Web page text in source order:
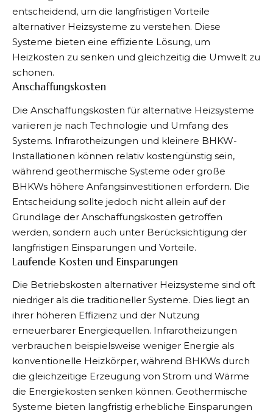
entscheidend, um die langfristigen Vorteile
alternativer Heizsysteme zu verstehen. Diese
Systeme bieten eine effiziente Lösung, um
Heizkosten zu senken und gleichzeitig die Umwelt zu
schonen.
Anschaffungskosten
Die Anschaffungskosten für alternative Heizsysteme
variieren je nach Technologie und Umfang des
Systems. Infrarotheizungen und kleinere BHKW-
Installationen können relativ kostengünstig sein,
während geothermische Systeme oder große
BHKWs höhere Anfangsinvestitionen erfordern. Die
Entscheidung sollte jedoch nicht allein auf der
Grundlage der Anschaffungskosten getroffen
werden, sondern auch unter Berücksichtigung der
langfristigen Einsparungen und Vorteile.
Laufende Kosten und Einsparungen
Die Betriebskosten alternativer Heizsysteme sind oft
niedriger als die traditioneller Systeme. Dies liegt an
ihrer höheren Effizienz und der Nutzung
erneuerbarer Energiequellen. Infrarotheizungen
verbrauchen beispielsweise weniger Energie als
konventionelle Heizkörper, während BHKWs durch
die gleichzeitige Erzeugung von Strom und Wärme
die Energiekosten senken können. Geothermische
Systeme bieten langfristig erhebliche Einsparungen